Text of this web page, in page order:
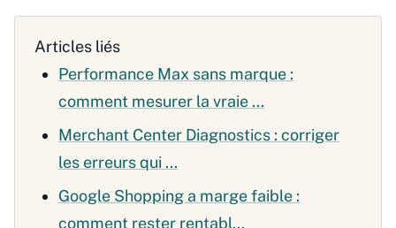
Articles liés
Performance Max sans marque :
comment mesurer la vraie ...
Merchant Center Diagnostics : corriger
les erreurs qui ...
Google Shopping a marge faible :
comment rester rentabl...